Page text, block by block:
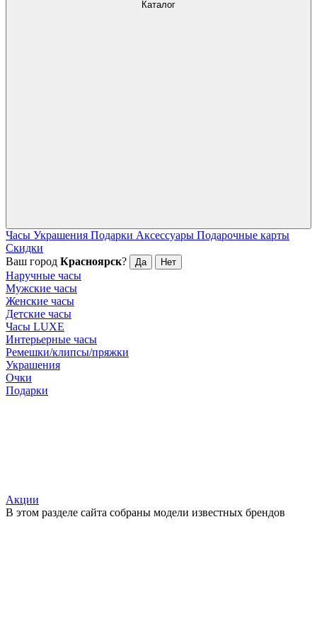
Каталог
Часы Украшения Подарки Аксессуары Подарочные карты
Скидки
Ваш город Красноярск? Да Нет
Наручные часы
Мужские часы
Женские часы
Детские часы
Часы LUXE
Интерьерные часы
Ремешки/клипсы/пряжки
Украшения
Очки
Подарки
Акции
В этом разделе сайта собраны модели известных брендов